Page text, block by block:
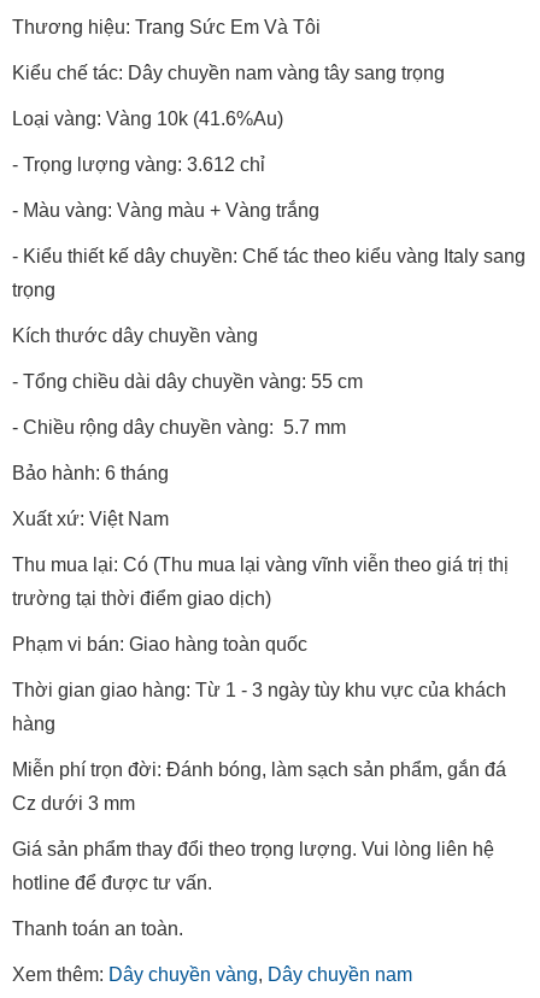
Thương hiệu: Trang Sức Em Và Tôi
Kiểu chế tác: Dây chuyền nam vàng tây sang trọng
Loại vàng: Vàng 10k (41.6%Au)
- Trọng lượng vàng: 3.612 chỉ
- Màu vàng: Vàng màu + Vàng trắng
- Kiểu thiết kế dây chuyền: Chế tác theo kiểu vàng Italy sang
trọng
Kích thước dây chuyền vàng
- Tổng chiều dài dây chuyền vàng: 55 cm
- Chiều rộng dây chuyền vàng: 5.7 mm
Bảo hành: 6 tháng
Xuất xứ: Việt Nam
Thu mua lại: Có (Thu mua lại vàng vĩnh viễn theo giá trị thị
trường tại thời điểm giao dịch)
Phạm vi bán: Giao hàng toàn quốc
Thời gian giao hàng: Từ 1 - 3 ngày tùy khu vực của khách
hàng
Miễn phí trọn đời: Đánh bóng, làm sạch sản phẩm, gắn đá
Cz dưới 3 mm
Giá sản phẩm thay đổi theo trọng lượng. Vui lòng liên hệ
hotline để được tư vấn.
Thanh toán an toàn.
Xem thêm: Dây chuyền vàng, Dây chuyền nam